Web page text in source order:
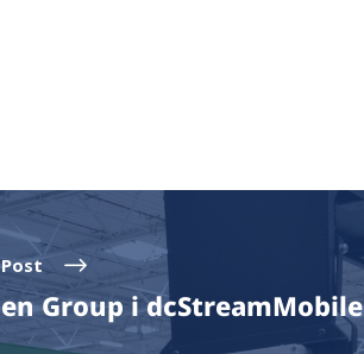
Group i dcStreamMobile